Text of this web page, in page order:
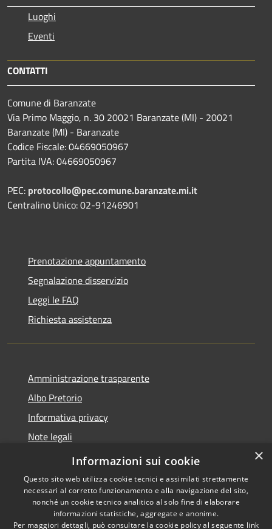
Luoghi
Eventi
CONTATTI
Comune di Baranzate
Via Primo Maggio, n. 30 20021 Baranzate (MI) - 20021
Baranzate (MI) - Baranzate
Codice Fiscale: 04669050967
Partita IVA: 04669050967
PEC: protocollo@pec.comune.baranzate.mi.it
Centralino Unico: 02-91246901
Prenotazione appuntamento
Segnalazione disservizio
Leggi le FAQ
Richiesta assistenza
Amministrazione trasparente
Albo Pretorio
Informativa privacy
Note legali
Dichiarazione di accessibilità
Copyright © 2026 • Comune di
×
Informazioni sui cookie
Questo sito web utilizza cookie tecnici e assimilati strettamente
necessari al corretto funzionamento e alla navigazione del sito,
nonché un cookie tecnico analitico al solo fine di elaborare
informazioni statistiche, aggregate e anonime.
Per maggiori dettagli, può consultare la cookie policy al seguente link